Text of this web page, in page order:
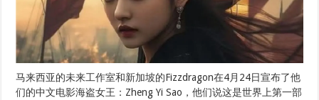
马来西亚的未来工作室和新加坡的Fizzdragon在4月24日宣布了他
们的中文电影海盗女王：Zheng Yi Sao，他们说这是世界上第一部